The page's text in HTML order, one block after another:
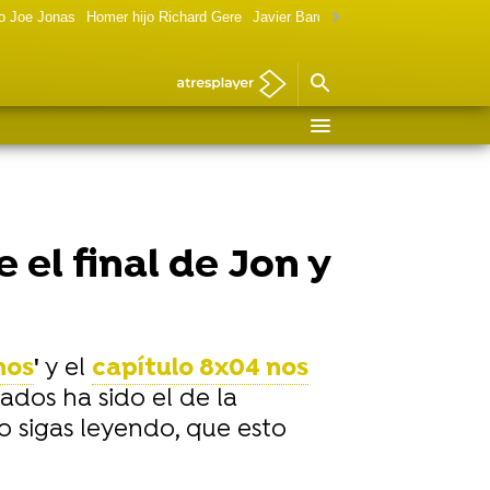
Joe Jonas Homer hijo Richard Gere Javier Bardem política
el final de Jon y
' y el capítulo 8x04 nos
ha sido el de la
sigas leyendo, que esto